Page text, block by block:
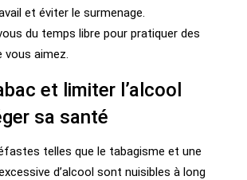
et éviter le surmenage.
du temps libre pour pratiquer des
vous aimez.
et limiter l’alcool
sa santé
telles que le tabagisme et une
d’alcool sont nuisibles à long